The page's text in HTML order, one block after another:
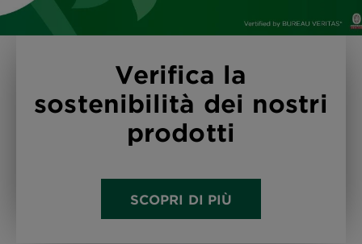
Verifica la
sostenibilità dei nostri
prodotti
SCOPRI DI PIÙ